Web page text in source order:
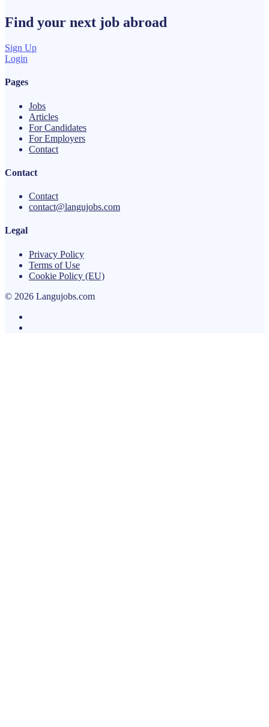
Find your next job abroad
Sign Up
Login
Pages
Jobs
Articles
For Candidates
For Employers
Contact
Contact
Contact
contact@langujobs.com
Legal
Privacy Policy
Terms of Use
Cookie Policy (EU)
© 2026 Langujobs.com